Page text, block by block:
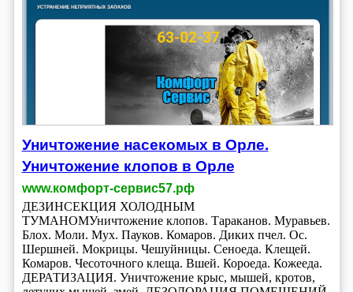
Уничтожение насекомых в Орле.
Уничтожение клопов в Орле
www.комфорт-сервис57.рф
ДЕЗИНСЕКЦИЯ ХОЛОДНЫМ
ТУМАНОМУничтожение клопов. Тараканов. Муравьев.
Блох. Моли. Мух. Пауков. Комаров. Диких пчел. Ос.
Шершней. Мокрицы. Чешуйницы. Сеноеда. Клещей.
Комаров. Чесоточного клеща. Вшей. Короеда. Кожееда.
ДЕРАТИЗАЦИЯ. Уничтожение крыс, мышей, кротов,